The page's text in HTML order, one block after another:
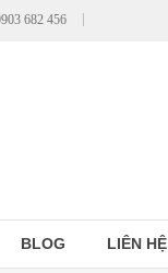
682 456
BLOG LIÊN HỆ